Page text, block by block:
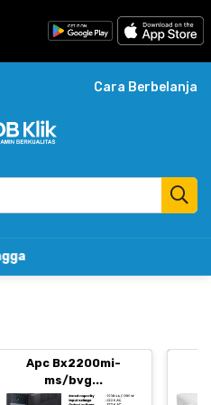
Cara Berbelanja
Apc Bx2200mi-
ms/bvg...